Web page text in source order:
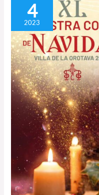
4
2023
Muestra
de
Navidad